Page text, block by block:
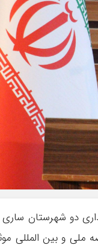
دو شهرستان ساری
ملی و بین المللی